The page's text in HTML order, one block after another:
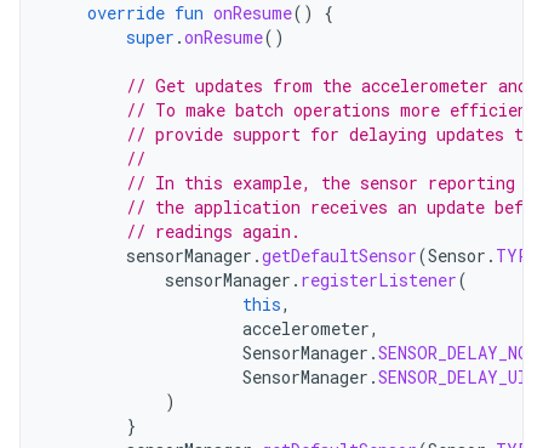
override fun onResume()
{
super .onResume()
// Get updates from the accelerometer and
// To make batch operations more efficient
// provide support for delaying updates
//
// In this example, the sensor reporting
// the application receives an update
// readings again.
sensorManager .getDefaultSensor(Sensor .
sensorManager . registerListener(
this,
accelerometer,
SensorManager .
SensorManager .SENSOR_DELAY_UI
)
}